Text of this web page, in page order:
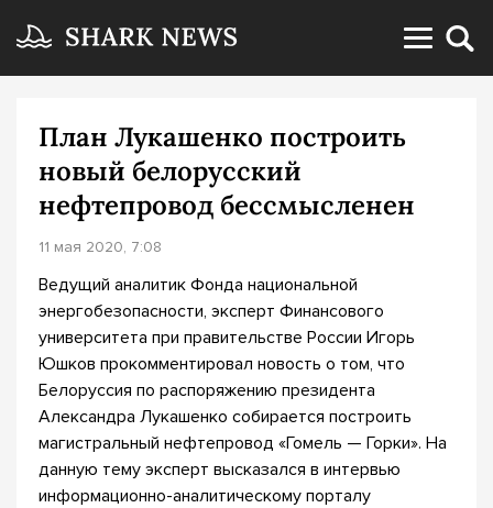
План Лукашенко построить
новый белорусский
нефтепровод бессмысленен
11 мая 2020, 7:08
Ведущий аналитик Фонда национальной
энергобезопасности, эксперт Финансового
университета при правительстве России Игорь
Юшков прокомментировал новость о том, что
Белоруссия по распоряжению президента
Александра Лукашенко собирается построить
магистральный нефтепровод «Гомель — Горки». На
данную тему эксперт высказался в интервью
информационно-аналитическому порталу